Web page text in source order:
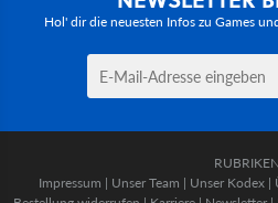
Hol' dir die neuesten Infos zu Games
RUBRIKEN
Impressum | Unser Team | Unser Kodex |